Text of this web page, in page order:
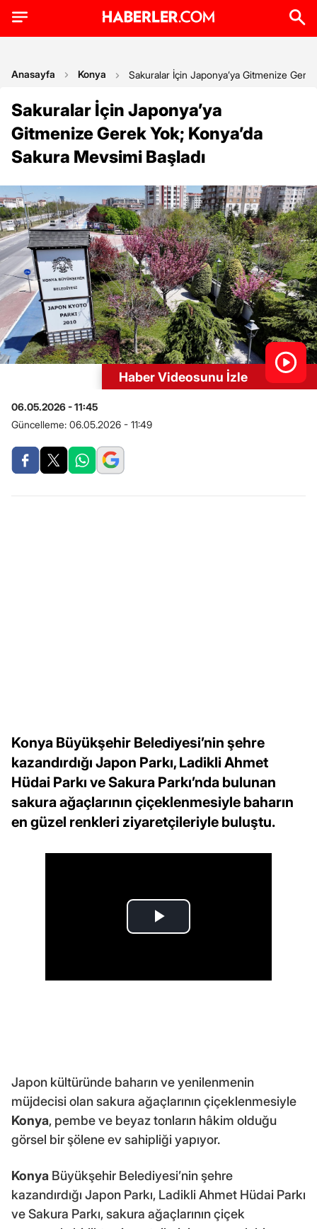
Anasayfa Konya Sakuralar İçin Japonya’ya Gitmenize
Sakuralar İçin Japonya’ya
Gitmenize Gerek Yok; Konya’da
Sakura Mevsimi Başladı
Haber Videosunu İzle
06.05.2026 - 11:45
Güncelleme: 06.05.2026 - 11:49
Konya Büyükşehir Belediyesi’nin şehre
kazandırdığı Japon Parkı, Ladikli Ahmet
Hüdai Parkı ve Sakura Parkı’nda bulunan
sakura ağaçlarının çiçeklenmesiyle baharın
en güzel renkleri ziyaretçileriyle buluştu.
Japon kültüründe baharın ve yenilenmenin
müjdecisi olan sakura ağaçlarının çiçeklenmesiyle
Konya, pembe ve beyaz tonların hâkim olduğu
görsel bir şölene ev sahipliği yapıyor.
Konya Büyükşehir Belediyesi’nin şehre
kazandırdığı Japon Parkı, Ladikli Ahmet Hüdai Parkı
ve Sakura Parkı, sakura ağaçlarının çiçek